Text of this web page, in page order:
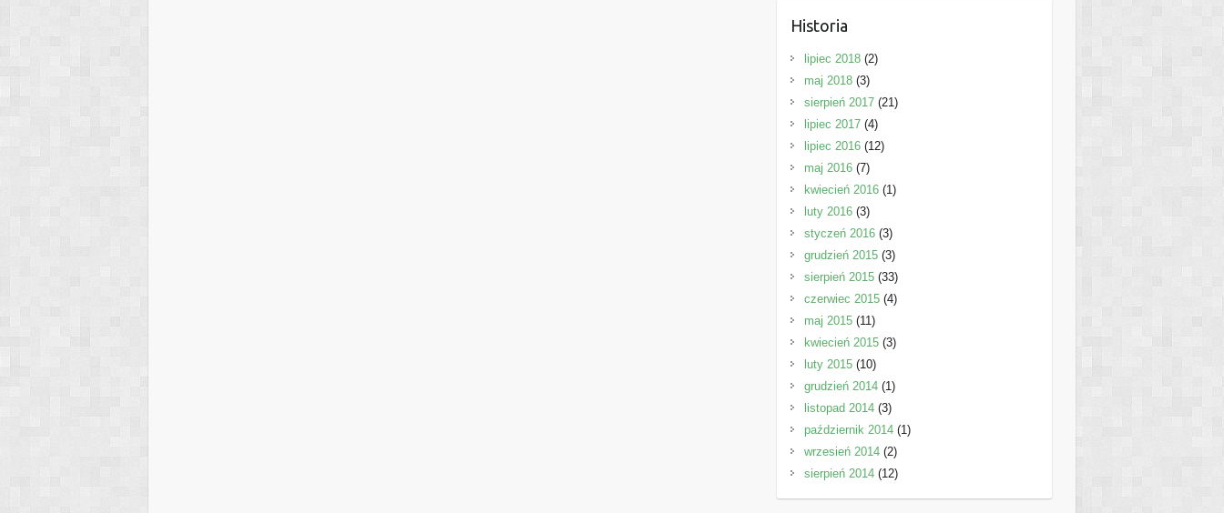
Historia
lipiec 2018(2)
maj 2018(3)
sierpień 2017(21)
lipiec 2017(4)
lipiec 2016(12)
maj 2016(7)
kwiecień 2016(1)
luty 2016(3)
styczeń 2016(3)
grudzień 2015(3)
sierpień 2015(33)
czerwiec 2015(4)
maj 2015(11)
kwiecień 2015(3)
luty 2015(10)
grudzień 2014(1)
listopad 2014(3)
październik 2014(1)
wrzesień 2014(2)
sierpień 2014(12)